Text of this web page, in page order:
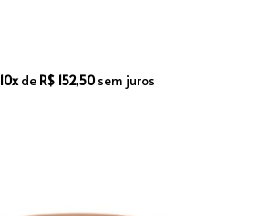
10xde R$ 152,50sem juros